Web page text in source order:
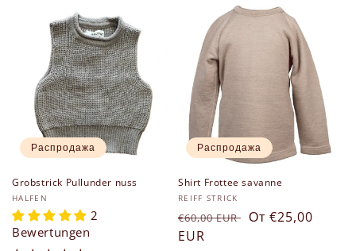
Распродажа
Grobstrick Pullunder nuss
Продавец:
HALFEN
2
Bewertungen
Распродажа
Shirt Frottee savanne
Продавец:
REIFF STRICK
Обычная
цена
€60,00 EUR Цена
От €25,00
EUR